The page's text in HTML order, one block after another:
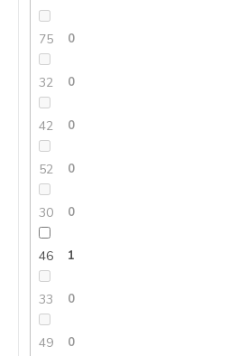
75 0
32 0
42 0
52 0
30 0
46 1
33 0
49 0